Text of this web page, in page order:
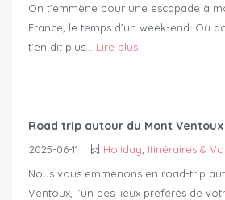
On t’emmène pour une escapade à
France, le temps d’un week-end. Où
t’en dit plus... Lire plus
Road trip autour du Mont Ventoux
2025-06-11 Holiday Itinéraires &
Nous vous emmenons en road-trip
Ventoux, l’un des lieux préférés de